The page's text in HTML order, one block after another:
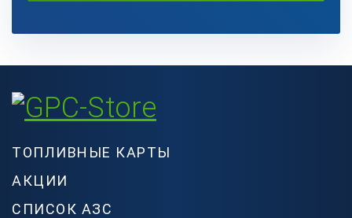
ТОПЛИВНЫЕ КАРТЫ
АКЦИИ
СПИСОК АЗС